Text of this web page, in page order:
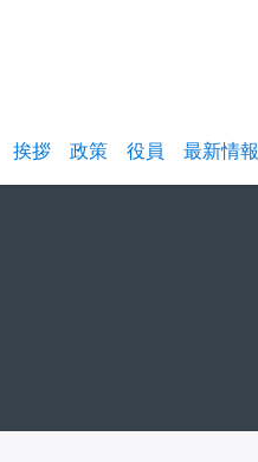
挨拶 政策 役員 最新情報